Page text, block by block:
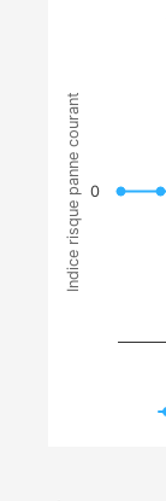
Indice risque panne courant 0